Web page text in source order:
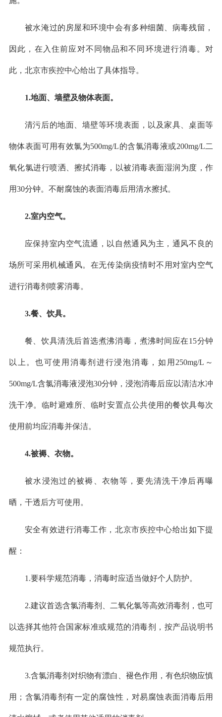
被水淹过的房屋和环境中会有多种细菌、病毒残留，
因此，在入住前应对不同物品和不同环境进行消毒。对
此，北京市疾控中心给出了具体指导。
1.地面、墙壁及物体表面。
清污后的地面、墙壁等环境表面，以及家具、桌面等
物体表面可用有效氯为500mg/L的含氯消毒液或200mg/L二
氧化氯进行喷洒、擦拭消毒，以被消毒表面湿润为度，作
用30分钟。不耐腐蚀的表面消毒后用清水擦拭。
2.室内空气。
应保持室内空气流通，以自然通风为主，通风不良的
场所可采用机械通风。在无传染病疫情时不用对室内空气
进行消毒剂喷雾消毒。
3.餐、饮具。
餐、饮具清洗后首选煮沸消毒，煮沸时间应在15分钟
以上。也可使用消毒剂进行浸泡消毒，如用250mg/L～
500mg/L含氯消毒液浸泡30分钟，浸泡消毒后应以清洁水冲
洗干净。临时避难所、临时安置点公共使用的餐饮具每次
使用前均应消毒并保洁。
4.被褥、衣物。
被水浸泡过的被褥、衣物等，要先清洗干净后再曝
晒，干透后方可使用。
安全有效进行消毒工作，北京市疾控中心给出如下提
醒：
1.要科学规范消毒，消毒时应适当做好个人防护。
2.建议首选含氯消毒剂、二氧化氯等高效消毒剂，也可
以选择其他符合国家标准或规范的消毒剂，按产品说明书
规范执行。
3.含氯消毒剂对织物有漂白、褪色作用，有色织物应慎
用；含氯消毒剂有一定的腐蚀性，对易腐蚀表面消毒后用